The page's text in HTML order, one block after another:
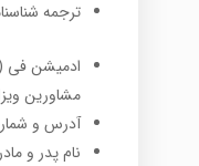
ترجمه
ادمیشن فی
مشاورین
آدرس و
نام پدر و